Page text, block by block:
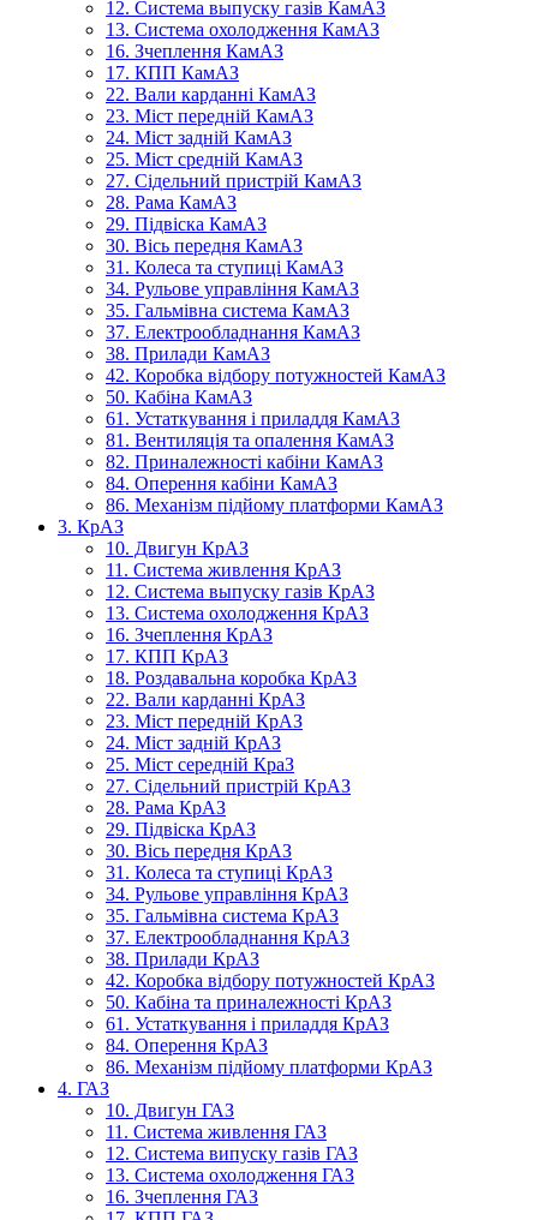
12. Система выпуску газів КамАЗ
13. Система охолодження КамАЗ
16. Зчеплення КамАЗ
17. КПП КамАЗ
22. Вали карданні КамАЗ
23. Міст передній КамАЗ
24. Міст задній КамАЗ
25. Міст средній КамАЗ
27. Сідельний пристрій КамАЗ
28. Рама КамАЗ
29. Підвіска КамАЗ
30. Вісь передня КамАЗ
31. Колеса та ступиці КамАЗ
34. Рульове управління КамАЗ
35. Гальмівна система КамАЗ
37. Електрообладнання КамАЗ
38. Прилади КамАЗ
42. Коробка відбору потужностей КамАЗ
50. Кабіна КамАЗ
61. Устаткування і приладдя КамАЗ
81. Вентиляція та опалення КамАЗ
82. Приналежності кабіни КамАЗ
84. Оперення кабіни КамАЗ
86. Механізм підйому платформи КамАЗ
3. КрАЗ
10. Двигун КрАЗ
11. Система живлення КрАЗ
12. Система выпуску газів КрАЗ
13. Система охолодження КрАЗ
16. Зчеплення КрАЗ
17. КПП КрАЗ
18. Роздавальна коробка КрАЗ
22. Вали карданні КрАЗ
23. Міст передній КрАЗ
24. Міст задній КрАЗ
25. Міст середній КраЗ
27. Сідельний пристрій КрАЗ
28. Рама КрАЗ
29. Підвіска КрАЗ
30. Вісь передня КрАЗ
31. Колеса та ступиці КрАЗ
34. Рульове управління КрАЗ
35. Гальмівна система КрАЗ
37. Електрообладнання КрАЗ
38. Прилади КрАЗ
42. Коробка відбору потужностей КрАЗ
50. Кабіна та приналежності КрАЗ
61. Устаткування і приладдя КрАЗ
84. Оперення КрАЗ
86. Механізм підйому платформи КрАЗ
4. ГАЗ
10. Двигун ГАЗ
11. Система живлення ГАЗ
12. Система випуску газів ГАЗ
13. Система охолодження ГАЗ
16. Зчеплення ГАЗ